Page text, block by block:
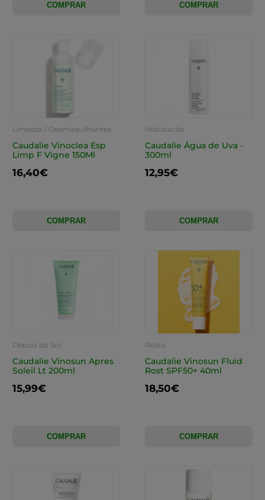
COMPRAR COMPRAR
Limpeza / Desmaquilhantes
Caudalie Vinoclea Esp
Limp F Vigne 150Ml
16,40€
COMPRAR
Hidratação
Caudalie Água de Uva -
300ml
12,95€
COMPRAR
Depois do Sol
Caudalie Vinosun Apres
Soleil Lt 200ml
15,99€
COMPRAR
Rosto
Caudalie Vinosun Fluid
Rost SPF50+ 40ml
18,50€
COMPRAR